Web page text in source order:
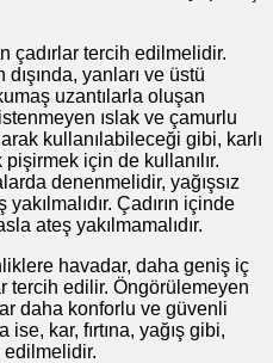
çadırlar tercih edilmelidir.
yanları ve üstü
uzantılarla oluşan
ıslak ve çamurlu
kullanılabileceği gibi, karlı
için de kullanılır.
denenmelidir, yağışsız
yakılmalıdır. Çadırın içinde
ateş yakılmamalıdır.
havadar, daha geniş iç
tercih edilir. Öngörülemeyen
daha konforlu ve güvenli
kar, fırtına, yağış gibi,
edilmelidir.